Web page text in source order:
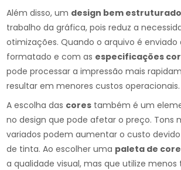
Além disso, um design bem estruturado
trabalho da gráfica, pois reduz a
otimizações. Quando o arquivo é
formatado e com as especificações
pode processar a impressão mais
resultar em menores custos operacionais.
A escolha das cores também é um
no design que pode afetar o preço. Tons
variados podem aumentar o custo
de tinta. Ao escolher uma paleta de
a qualidade visual, mas que utilize menos